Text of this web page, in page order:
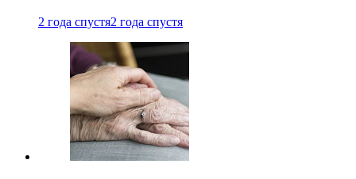
2 года спустя2 года спустя